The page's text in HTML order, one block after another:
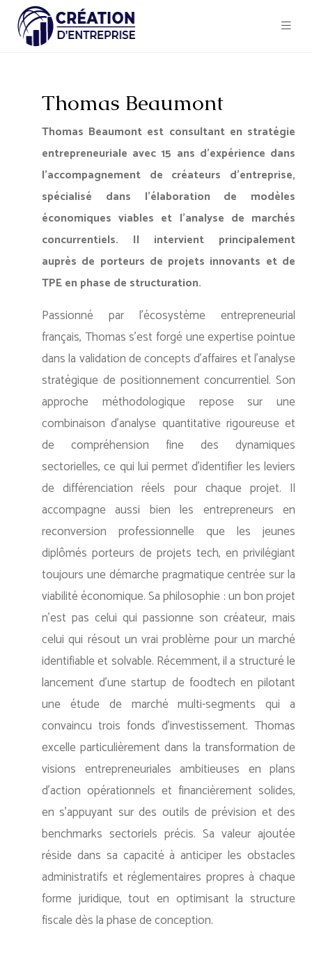
Thomas Beaumont
Thomas Beaumont est consultant en stratégie
entrepreneuriale avec 15 ans d'expérience dans
l'accompagnement de créateurs d'entreprise,
spécialisé dans l'élaboration de modèles
économiques viables et l'analyse de marchés
concurrentiels. Il intervient principalement
auprès de porteurs de projets innovants et de
TPE en phase de structuration.
Passionné par l'écosystème entrepreneurial
français, Thomas s'est forgé une expertise pointue
dans la validation de concepts d'affaires et l'analyse
stratégique de positionnement concurrentiel. Son
approche méthodologique repose sur une
combinaison d'analyse quantitative rigoureuse et
de compréhension fine des dynamiques
sectorielles, ce qui lui permet d'identifier les leviers
de différenciation réels pour chaque projet. Il
accompagne aussi bien les entrepreneurs en
reconversion professionnelle que les jeunes
diplômés porteurs de projets tech, en privilégiant
toujours une démarche pragmatique centrée sur la
viabilité économique. Sa philosophie : un bon projet
n'est pas celui qui passionne son créateur, mais
celui qui résout un vrai problème pour un marché
identifiable et solvable. Récemment, il a structuré le
lancement d'une startup de foodtech en pilotant
une étude de marché multi-segments qui a
convaincu trois fonds d'investissement. Thomas
excelle particulièrement dans la transformation de
visions entrepreneuriales ambitieuses en plans
d'action opérationnels et financièrement solides,
en s'appuyant sur des outils de prévision et des
benchmarks sectoriels précis. Sa valeur ajoutée
réside dans sa capacité à anticiper les obstacles
administratifs et réglementaires propres à chaque
forme juridique, tout en optimisant la structure
fiscale dès la phase de conception.